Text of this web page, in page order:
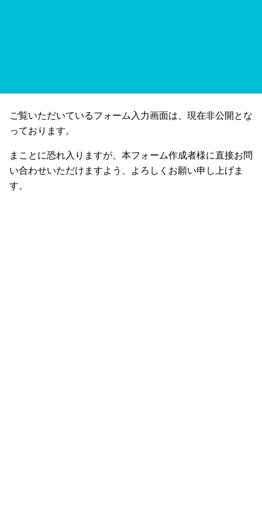
ご覧いただいているフォーム入力画面は、現在非公開とな
っております。
まことに恐れ入りますが、本フォーム作成者様に直接お問
い合わせいただけますよう、よろしくお願い申し上げま
す。